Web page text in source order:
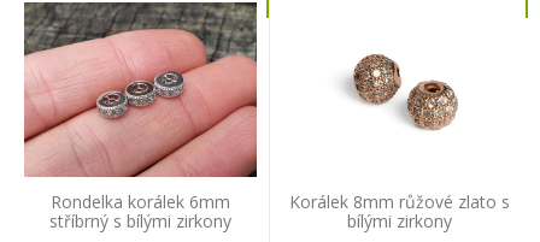
Rondelka korálek 6mm
stříbrný s bílými zirkony
Korálek 8mm růžové zlato s
bílými zirkony